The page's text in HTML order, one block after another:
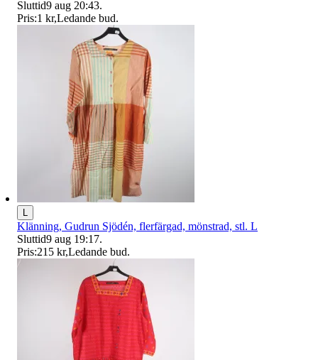
Sluttid9 aug 20:43.
Pris:1 kr,Ledande bud.
L
Klänning, Gudrun Sjödén, flerfärgad, mönstrad, stl. L
Sluttid9 aug 19:17.
Pris:215 kr,Ledande bud.